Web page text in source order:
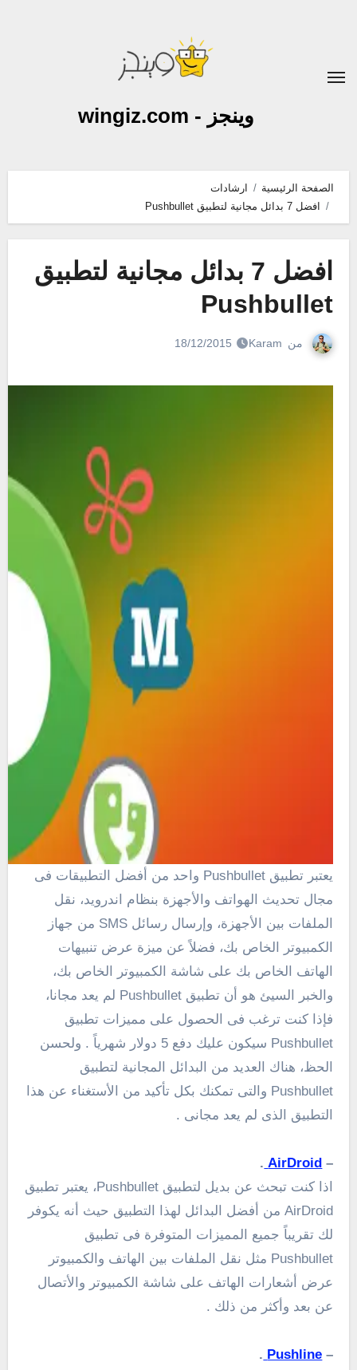
وينجز - wingiz.com
الصفحة الرئيسية
ارشادات
افضل 7 بدائل مجانية لتطبيق Pushbullet
افضل 7 بدائل مجانية لتطبيق
Pushbullet
من Karam
18/12/2015
يعتبر تطبيق Pushbullet واحد من أفضل التطبيقات فى
مجال تحديث الهواتف والأجهزة بنظام اندرويد، نقل
الملفات بين الأجهزة، وإرسال رسائل SMS من جهاز
الكمبيوتر
الخاص بك، فضلاً عن ميزة عرض تنبيهات
الهاتف الخاص بك على شاشة الكمبيوتر الخاص بك،
و الخبر السيئ هو أن تطبيق Pushbullet لم يعد مجانا،
فإذا كنت ترغب فى الحصول على مميزات تطبيق
Pushbullet سيكون عليك دفع
5 دولار شهرياً . ولحسن
الحظ، هناك العديد من البدائل المجانية لتطبيق
Pushbullet والتى تمكنك بكل تأكيد من الأستغناء عن هذا
التطبيق الذى لم يعد مجانى .
–
AirDroid
.
اذا كنت تبحث عن بديل لتطبيق Pushbullet، يعتبر تطبيق
AirDroid من أفضل البدائل لهذا التطبيق حيث أنه يكوفر
لك تقريباً جميع المميزات المتوفرة فى تطبيق
Pushbullet مثل نقل الملفات بين الهاتف والكمبيوتر
عرض أشعارات الهاتف على شاشة الكمبيوتر والأتصال
عن بعد وأكثر من ذلك .
–
Pushline
.